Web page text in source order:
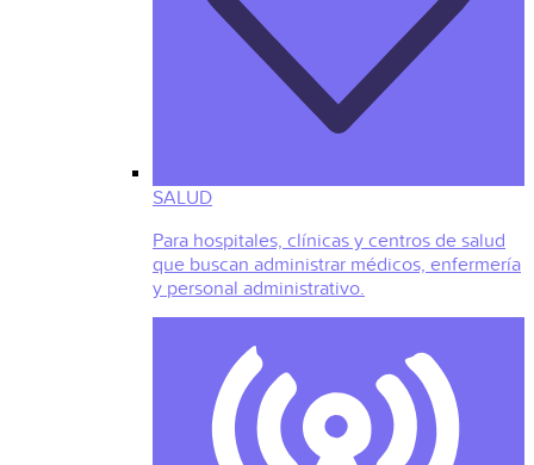
SALUD
Para hospitales, clínicas y centros de salud
que buscan administrar médicos, enfermería
y personal administrativo.